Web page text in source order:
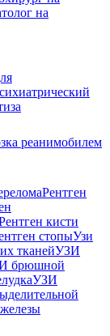
на
реанимобилем
Рентген
кисти
стопыУзи
тканейУЗИ
брюшной
УЗИ